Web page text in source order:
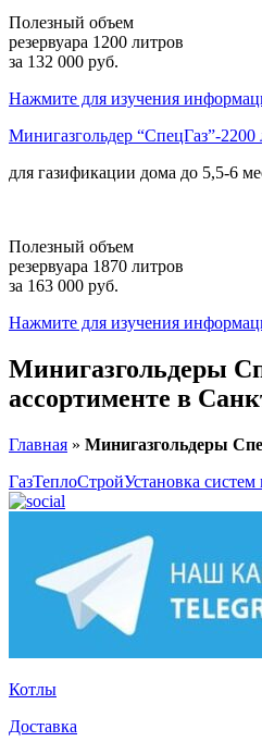
Полезный объем
резервуара 1200 литров
за 132 000 руб.
Нажмите для изучения
Минигазгольдер “СпецГаз”-2200
для газификации дома до 5,5-6
Полезный объем
резервуара 1870 литров
за 163 000 руб.
Нажмите для изучения
Минигазгольдеры
ассортименте в
Главная » Минигазгольдеры
ГазТеплоСтройУстановка систем
Котлы
Доставка